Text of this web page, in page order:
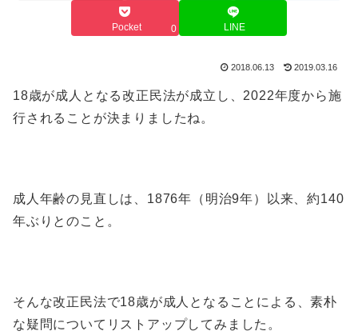
Pocket 0 LINE
2018.06.13 2019.03.16
18歳が成人となる改正民法が成立し、2022年度から施
行されることが決まりましたね。
成人年齢の見直しは、1876年（明治9年）以来、約140
年ぶりとのこと。
そんな改正民法で18歳が成人となることによる、素朴
な疑問についてリストアップしてみました。